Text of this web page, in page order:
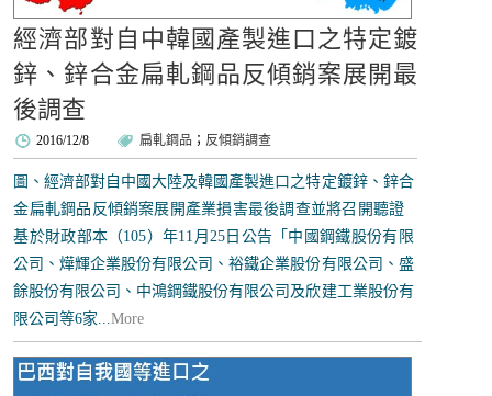
經濟部對自中韓國產製進口之特定鍍
鋅、鋅合金扁軋鋼品反傾銷案展開最
後調查
2016/12/8 扁軋鋼品 ； 反傾銷調查
圖、經濟部對自中國大陸及韓國產製進口之特定鍍鋅、鋅合
金扁軋鋼品反傾銷案展開產業損害最後調查並將召開聽證
基於財政部本（105）年11月25日公告「中國鋼鐵股份有限
公司、燁輝企業股份有限公司、裕鐵企業股份有限公司、盛
餘股份有限公司、中鴻鋼鐵股份有限公司及欣建工業股份有
限公司等6家...More